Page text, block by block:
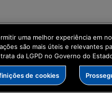
uma melhor experiência em
são mais úteis e relevantes
da LGPD no Governo do
de cookies